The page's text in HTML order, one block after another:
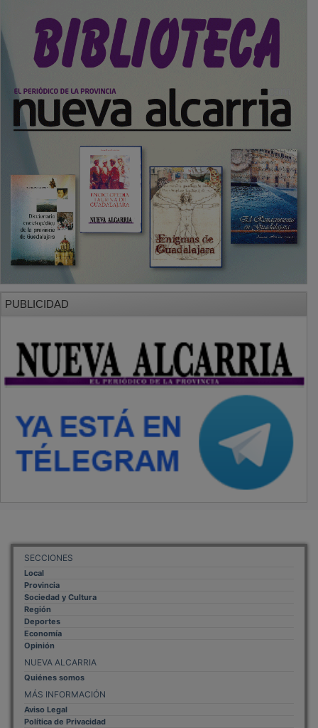
SECCIONES
Local
Provincia
Sociedad y Cultura
Región
Deportes
Economía
Opinión
NUEVA ALCARRIA
Quiénes somos
MÁS INFORMACIÓN
Aviso Legal
Política de Privacidad
Politica de Cookies